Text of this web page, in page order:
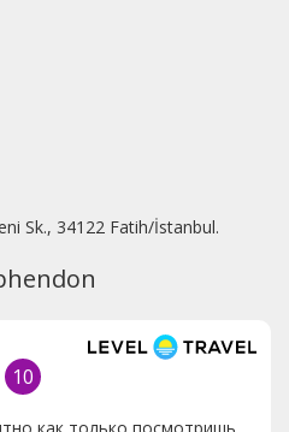
Sk., 34122 Fatih/İstanbul.
10